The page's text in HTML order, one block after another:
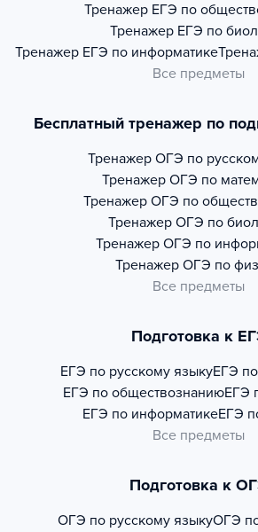
Тренажер ЕГЭ по
Тренажер ЕГЭ по
Тренажер ЕГЭ по информатике
Все предметы
Бесплатный тренажер по
Тренажер ОГЭ по
Тренажер ОГЭ по
Тренажер ОГЭ по
Тренажер ОГЭ по
Тренажер ОГЭ по
Тренажер ОГЭ по
Все предметы
Подготовка к
ЕГЭ по русскому языкуЕГЭ
ЕГЭ по обществознаниюЕГЭ
ЕГЭ по информатикеЕГЭ
Все предметы
Подготовка к
ОГЭ по русскому языкуОГЭ